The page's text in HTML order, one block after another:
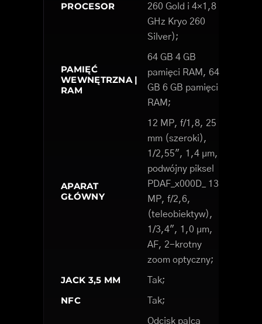
PROCESOR
260 Gold i 4×1,8
GHz Kryo 260
Silver);
PAMIĘĆ
WEWNĘTRZNA |
RAM
64 GB 4 GB
pamięci RAM, 64
GB 6 GB pamięci
RAM;
APARAT
GŁÓWNY
12 MP, f/1,8, 25
mm (szeroki),
1/2,55", 1,4 µm,
podwójny piksel
PDAF_x000D_ 13
MP, f/2,6,
(teleobiektyw),
1/3,4", 1,0 µm,
AF, 2-krotny
zoom optyczny;
JACK 3,5 MM Tak;
NFC Tak;
Odcisk palca